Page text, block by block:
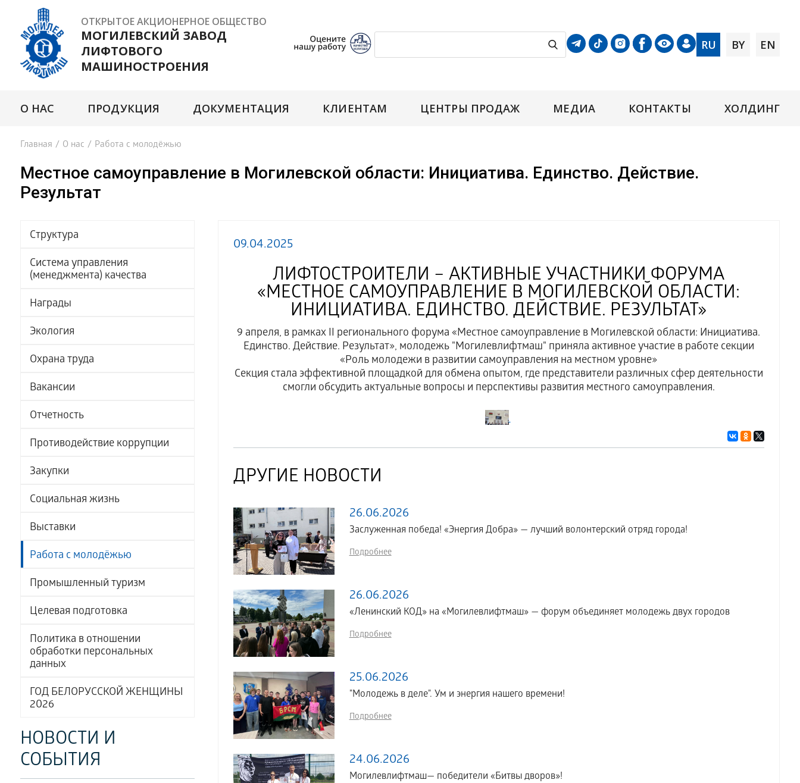
ОТКРЫТОЕ АКЦИОНЕРНОЕ ОБЩЕСТВО
МОГИЛЕВСКИЙ ЗАВОД
ЛИФТОВОГО
МАШИНОСТРОЕНИЯ
RU BY EN
О НАС ПРОДУКЦИЯ ДОКУМЕНТАЦИЯ КЛИЕНТАМ ЦЕНТРЫ ПРОДАЖ МЕДИА КОНТАКТЫ ХОЛДИНГ
Главная / О нас / Работа с молодёжью
Местное самоуправление в Могилевской области: Инициатива. Единство. Действие.
Результат
Структура
Система управления
(менеджмента) качества
Награды
Экология
Охрана труда
Вакансии
Отчетность
Противодействие коррупции
Закупки
Социальная жизнь
Выставки
Работа с молодёжью
Промышленный туризм
Целевая подготовка
Политика в отношении
обработки персональных
данных
ГОД БЕЛОРУССКОЙ ЖЕНЩИНЫ
2026
НОВОСТИ И
СОБЫТИЯ
09.04.2025
ЛИФТОСТРОИТЕЛИ – АКТИВНЫЕ УЧАСТНИКИ ФОРУМА
«МЕСТНОЕ САМОУПРАВЛЕНИЕ В МОГИЛЕВСКОЙ ОБЛАСТИ:
ИНИЦИАТИВА. ЕДИНСТВО. ДЕЙСТВИЕ. РЕЗУЛЬТАТ»
9 апреля, в рамках II регионального форума «Местное самоуправление в Могилевской области: Инициатива.
Единство. Действие. Результат», молодежь "Могилевлифтмаш" приняла активное участие в работе секции
«Роль молодежи в развитии самоуправления на местном уровне»
Секция стала эффективной площадкой для обмена опытом, где представители различных сфер деятельности
смогли обсудить актуальные вопросы и перспективы развития местного самоуправления.
ДРУГИЕ НОВОСТИ
26.06.2026
Заслуженная победа! «Энергия Добра» — лучший волонтерский отряд города!
Подробнее
26.06.2026
«Ленинский КОД» на «Могилевлифтмаш» — форум объединяет молодежь двух городов
Подробнее
25.06.2026
"Молодежь в деле". Ум и энергия нашего времени!
Подробнее
24.06.2026
Могилевлифтмаш— победители «Битвы дворов»!